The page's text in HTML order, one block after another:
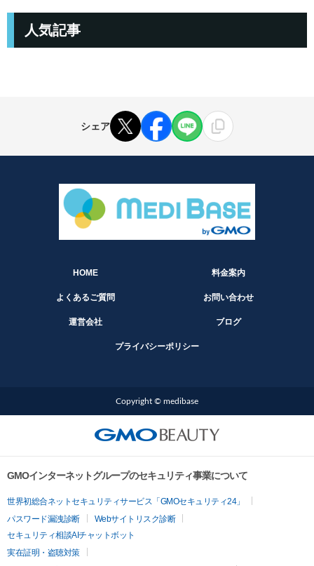
人気記事
シェア
HOME 料金案内
よくあるご質問 お問い合わせ
運営会社 ブログ
プライバシーポリシー
Copyright © medibase
GMOインターネットグループのセキュリティ事業について
世界初総合ネットセキュリティサービス「GMOセキュリティ24」
パスワード漏洩診断
Webサイトリスク診断
セキュリティ相談AIチャットボット
実在証明・盗聴対策